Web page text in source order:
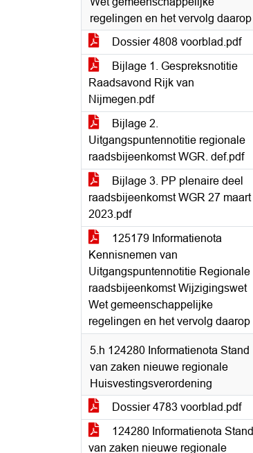
regelingen en het vervolg daarop
Dossier 4808 voorblad.pdf
Bijlage 1. Gespreksnotitie
Raadsavond Rijk van
Nijmegen.pdf
Bijlage 2.
Uitgangspuntennotitie regionale
raadsbijeenkomst WGR. def.pdf
Bijlage 3. PP plenaire deel
raadsbijeenkomst WGR 27 maart
2023.pdf
125179 Informatienota
Kennisnemen van
Uitgangspuntennotitie Regionale
raadsbijeenkomst Wijzigingswet
Wet gemeenschappelijke
regelingen en het vervolg daarop
5.h 124280 Informatienota Stand
van zaken nieuwe regionale
Huisvestingsverordening
Dossier 4783 voorblad.pdf
124280 Informatienota Stand
van zaken nieuwe regionale